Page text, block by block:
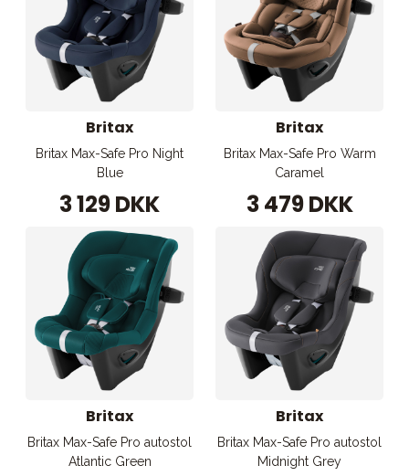
Britax
Britax Max-Safe Pro Night
Blue
3 129 DKK
Britax
Britax Max-Safe Pro Warm
Caramel
3 479 DKK
Britax
Britax Max-Safe Pro autostol
Atlantic Green
Britax
Britax Max-Safe Pro autostol
Midnight Grey